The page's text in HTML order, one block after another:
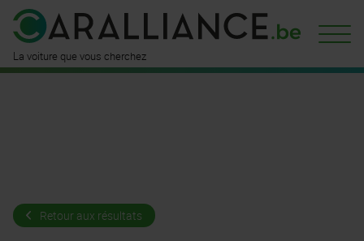
La voiture que vous cherchez
Retour aux résultats